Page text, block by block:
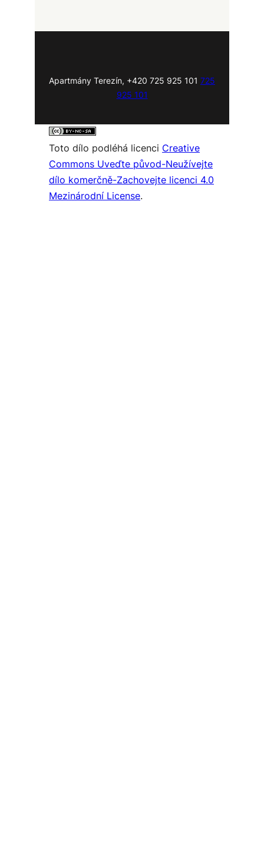
Apartmány Terezín, +420 725 925 101 725
925 101
Toto dílo podléhá licenci Creative
Commons Uveďte původ-Neužívejte
dílo komerčně-Zachovejte licenci 4.0
Mezinárodní License.